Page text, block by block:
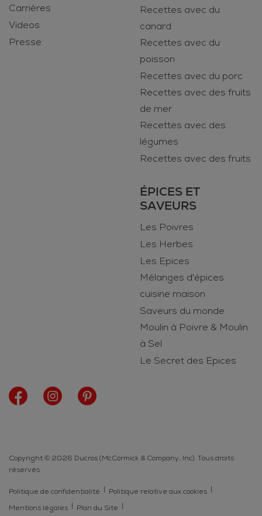
Carrières
Videos
Presse
Recettes avec du
canard
Recettes avec du
poisson
Recettes avec du porc
Recettes avec des fruits
de mer
Recettes avec des
légumes
Recettes avec des fruits
ÉPICES ET
SAVEURS
Les Poivres
Les Herbes
Les Epices
Mélanges d'épices
cuisine maison
Saveurs du monde
Moulin à Poivre & Moulin
à Sel
Le Secret des Epices
Copyright © 2026 Ducros (McCormick & Company, Inc). Tous droits
réservés
Politique de confidentialité
Politique relative aux cookies
Mentions légales
Plan du Site